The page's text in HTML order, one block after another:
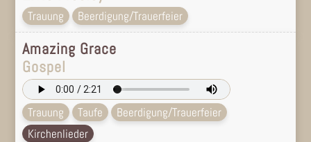
Trauung Beerdigung/Trauerfeier
Amazing Grace
Gospel
Trauung Taufe
Beerdigung/Trauerfeier
Kirchenlieder